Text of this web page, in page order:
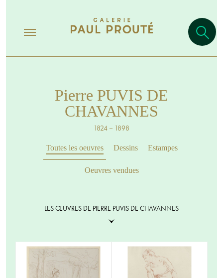
Pierre PUVIS DE
CHAVANNES
1824 – 1898
Toutes les oeuvres Dessins Estampes
Oeuvres vendues
LES ŒUVRES DE PIERRE PUVIS DE CHAVANNES